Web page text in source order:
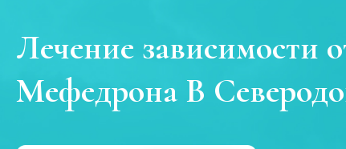
Лечение зависимости
Мефедрона В